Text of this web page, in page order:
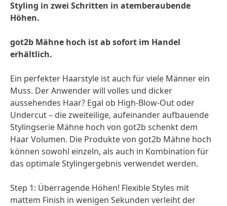
Styling in zwei Schritten in atemberaubende
Höhen.
got2b Mähne hoch ist ab sofort im Handel
erhältlich.
Ein perfekter Haarstyle ist auch für viele Männer ein
Muss. Der Anwender will volles und dicker
aussehendes Haar? Egal ob High-Blow-Out oder
Undercut – die zweiteilige, aufeinander aufbauende
Stylingserie Mähne hoch von got2b schenkt dem
Haar Volumen. Die Produkte von got2b Mähne hoch
können sowohl einzeln, als auch in Kombination für
das optimale Stylingergebnis verwendet werden.
Step 1: Überragende Höhen! Flexible Styles mit
mattem Finish in wenigen Sekunden verleiht der